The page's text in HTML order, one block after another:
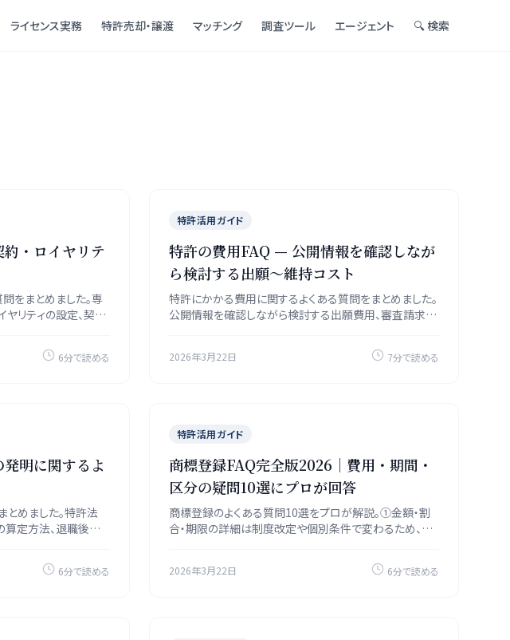
ライセンス実務 特許売却・譲渡 マッチング 調査ツール エージェント 🔍 検索
・ロイヤリテ
をまとめました。専
リティの設定、契約
6分で読める
特許活用ガイド
特許の費用FAQ — 公開情報を確認しなが
ら検討する出願〜維持コスト
特許にかかる費用に関するよくある質問をまとめました。
公開情報を確認しながら検討する出願費用、審査請求
2026年3月22日 7分で読める
明に関するよ
めました。特許法
算定方法、退職後の
6分で読める
特許活用ガイド
商標登録FAQ完全版2026｜費用・期間・
区分の疑問10選にプロが回答
商標登録のよくある質問10選をプロが解説。①金額・割
合・期限の詳細は制度改定や個別条件で変わるため、一
期間（6〜10ヶ月）③区分の選び方を、一次情報参照で紹
介。文字商標とロゴの使い分け、海外マドプロ出願、不使
2026年3月22日 6分で読める